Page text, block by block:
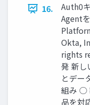
16.
Auth0
Agent
Okta,
rights
発 新し
とデー
組み ○
品を対